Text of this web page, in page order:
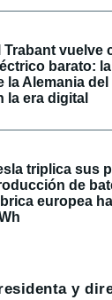
Trabant vuelve
barato:
la Alemania
la era digital
triplica sus
de
europea
y